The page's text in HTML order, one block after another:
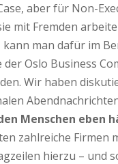
aber für Non-
mit Fremden
man dafür im
der Oslo Business
Wir haben
Menschen eben
zahlreiche Firmen
hierzu – und